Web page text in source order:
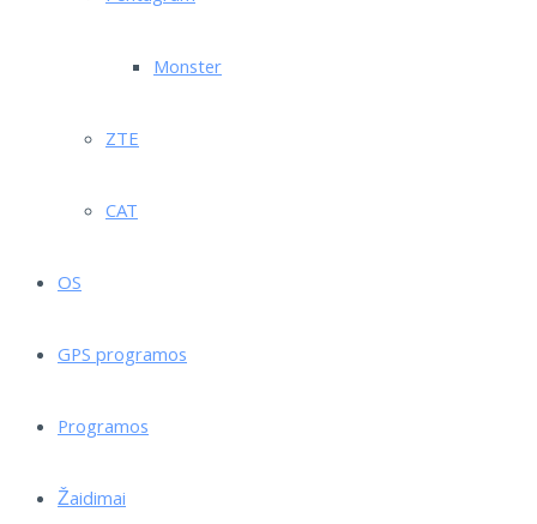
Monster
ZTE
CAT
OS
GPS programos
Programos
Žaidimai